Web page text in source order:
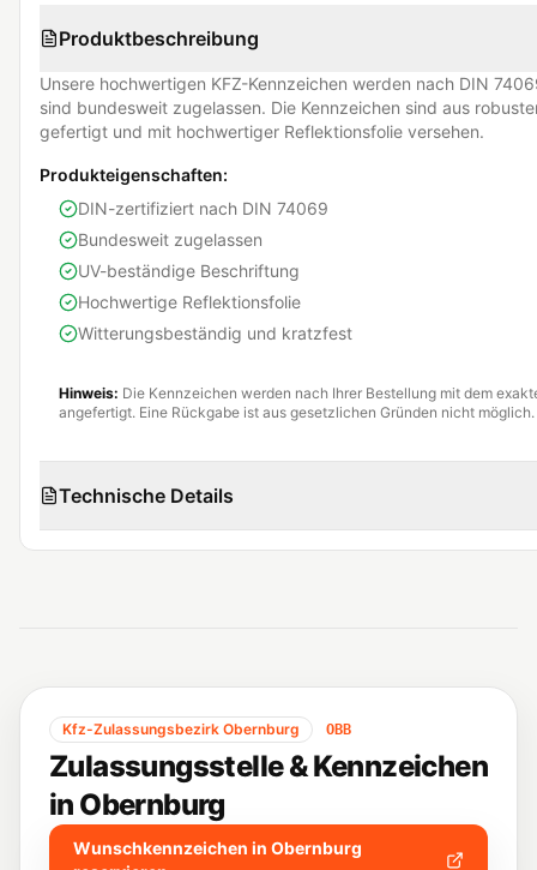
Produktbeschreibung
Unsere hochwertigen KFZ-Kennzeichen werden nach DIN
sind bundesweit zugelassen. Die Kennzeichen sind aus
gefertigt und mit hochwertiger Reflektionsfolie versehen.
Produkteigenschaften:
DIN-zertifiziert nach DIN 74069
Bundesweit zugelassen
UV-beständige Beschriftung
Hochwertige Reflektionsfolie
Witterungsbeständig und kratzfest
Hinweis: Die Kennzeichen werden nach Ihrer Bestellung mit dem
angefertigt. Eine Rückgabe ist aus gesetzlichen Gründen nicht möglich.
Technische Details
Kfz-Zulassungsbezirk Obernburg OBB
Zulassungsstelle & Kennzeichen
in Obernburg
Wunschkennzeichen in Obernburg